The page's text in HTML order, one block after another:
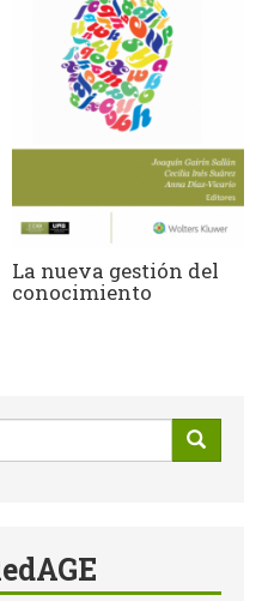
La nueva gestión del
conocimiento